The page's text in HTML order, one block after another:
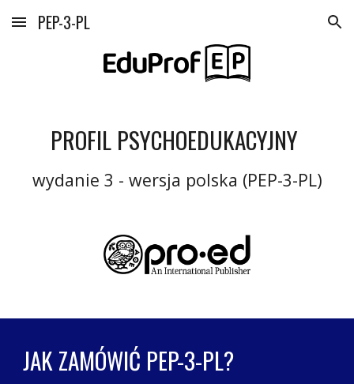
Skip to main content Skip to navigation
PEP-3-PL
PROFIL PSYCHOEDUKACYJNY
wydanie 3 - wersja polska (PEP-3-PL)
JAK ZAMÓWIĆ PEP-3-PL?